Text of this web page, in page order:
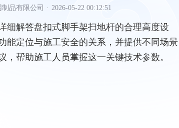
品有限公司 · 2026-05-22 00:12:51
细解答盘扣式脚手架扫地杆的合理高度设
能定位与施工安全的关系，并提供不同场景
，帮助施工人员掌握这一关键技术参数。